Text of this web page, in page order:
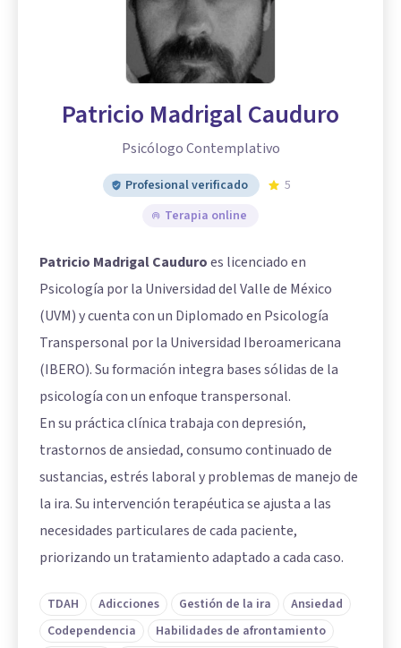
Patricio Madrigal Cauduro
Psicólogo Contemplativo
Profesional verificado
5
Terapia online
Patricio Madrigal Cauduroes licenciado en
Psicología por la Universidad del Valle de México
(UVM) y cuenta con un Diplomado en Psicología
Transpersonal por la Universidad Iberoamericana
(IBERO). Su formación integra bases sólidas de la
psicología con un enfoque transpersonal.
En su práctica clínica trabaja con depresión,
trastornos de ansiedad, consumo continuado de
sustancias, estrés laboral y problemas de manejo de
la ira. Su intervención terapéutica se ajusta a las
necesidades particulares de cada paciente,
priorizando un tratamiento adaptado a cada caso.
TDAH Adicciones Gestión de la ira
Ansiedad
Codependencia
Habilidades de afrontamiento